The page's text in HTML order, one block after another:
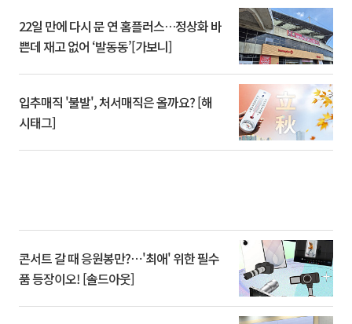
22일 만에 다시 문 연 홈플러스…정상화 바
쁜데 재고 없어 ‘발동동’[가보니]
입추매직 '불발', 처서매직은 올까요? [해
시태그]
콘서트 갈 때 응원봉만?⋯'최애' 위한 필수
품 등장이오! [솔드아웃]